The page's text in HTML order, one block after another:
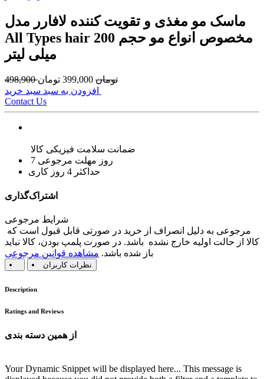
ماسک مو مغذی و تقویت کننده لافارر مدل
All Types hair مخصوص انواع مو حجم 200
میلی لیتر
498,900 تومان 399,000 تومان
Contact Us
ضمانت سلامت فیزیکی کالا
7 روز مهلت مرجوعی
حداکثر 4 روز کاری
اشتراک‌گذاری
شرایط مرجوعی
کالا از حالت اولیه خارج نشده باشد. در صورت پلمپ بودن، کالا نباید
باز شده باشد. مشاهده قوانین مرجوعی
نظرات کاربران
Description
Ratings and Reviews
از همین دسته بندی
Your Dynamic Snippet will be displayed here... This message is